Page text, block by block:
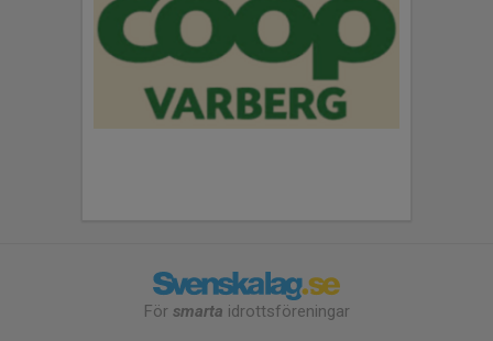
För smarta idrottsföreningar